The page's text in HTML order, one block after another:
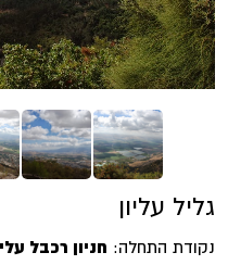
גליל עליון
נקודת התחלה: חניון רכבל